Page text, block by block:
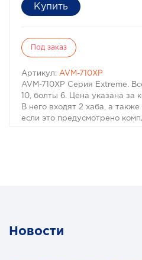
Под заказ
Артикул: AVM-710XP
AVM-710XP Серия Extreme.
10, болты 6. Цена указана за
В него входят 2 хаба, а
если это предусмотрено
Новости